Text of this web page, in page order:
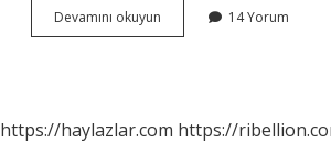
Devamını okuyun
Işe
14 Yorum
https://haylazlar.com https://